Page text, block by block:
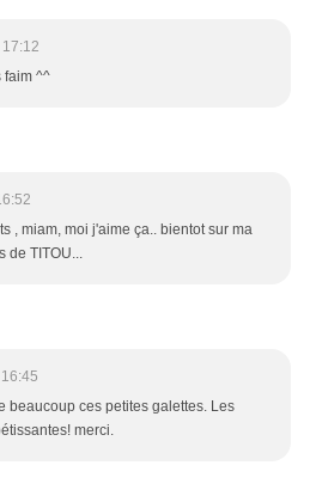
faim ^^
, miam, moi j'aime ça.. bientot sur ma
de TITOU...
beaucoup ces petites galettes. Les
merci.